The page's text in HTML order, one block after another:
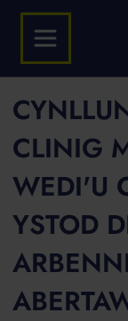
CLINIG
WEDI'U
YSTOD